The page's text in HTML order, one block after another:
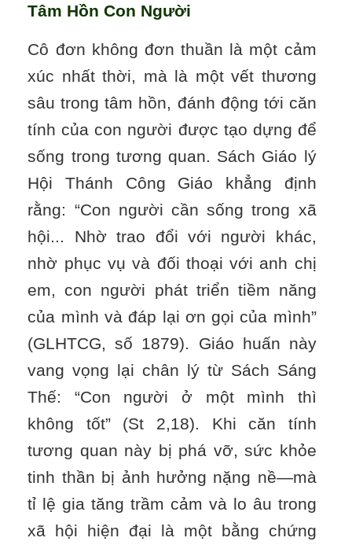
Tâm Hồn Con Người
Cô đơn không đơn thuần là một cảm
xúc nhất thời, mà là một vết thương
sâu trong tâm hồn, đánh động tới căn
tính của con người được tạo dựng để
sống trong tương quan. Sách Giáo lý
Hội Thánh Công Giáo khẳng định
rằng: “Con người cần sống trong xã
hội... Nhờ trao đổi với người khác,
nhờ phục vụ và đối thoại với anh chị
em, con người phát triển tiềm năng
của mình và đáp lại ơn gọi của mình”
(GLHTCG, số 1879). Giáo huấn này
vang vọng lại chân lý từ Sách Sáng
Thế: “Con người ở một mình thì
không tốt” (St 2,18). Khi căn tính
tương quan này bị phá vỡ, sức khỏe
tinh thần bị ảnh hưởng nặng nề—mà
tỉ lệ gia tăng trầm cảm và lo âu trong
xã hội hiện đại là một bằng chứng